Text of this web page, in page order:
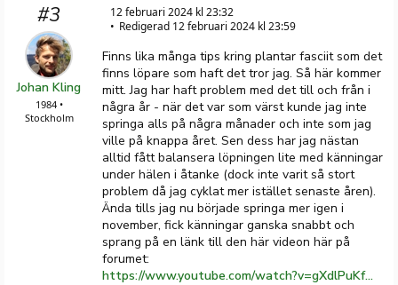
#3
Johan Kling
1984 •
Stockholm
12 februari 2024 kl 23:32
Redigerad 12 februari 2024 kl 23:59
Finns lika många tips kring plantar fasciit som det
finns löpare som haft det tror jag. Så här kommer
mitt. Jag har haft problem med det till och från i
några år - när det var som värst kunde jag inte
springa alls på några månader och inte som jag
ville på knappa året. Sen dess har jag nästan
alltid fått balansera löpningen lite med känningar
under hälen i åtanke (dock inte varit så stort
problem då jag cyklat mer istället senaste åren).
Ända tills jag nu började springa mer igen i
november, fick känningar ganska snabbt och
sprang på en länk till den här videon här på
forumet:
https://www.youtube.com/watch?v=gXdlPuKfyXs&t=79s